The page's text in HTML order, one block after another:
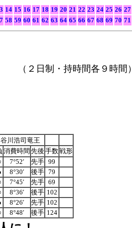
14 15 16 17 18 19 20 21 22 23 24 25 26 27
58 59 60 61 62 63 64 65 66 67 68 69 70 71
（２日制・持時間各９時間）
谷川浩司竜王
消費時間 先後 手数戦形
7°52′ 先手 99
8°30′ 後手 79
7°45′ 先手 69
8°36′ 後手 102
8°26′ 先手 102
8°48′ 後手 124